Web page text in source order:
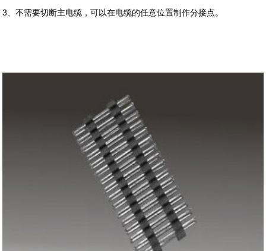
3、不需要切断主电缆，可以在电缆的任意位置制作分接点。